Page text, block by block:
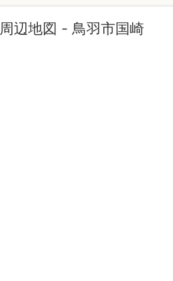
周辺地図 - 鳥羽市国崎